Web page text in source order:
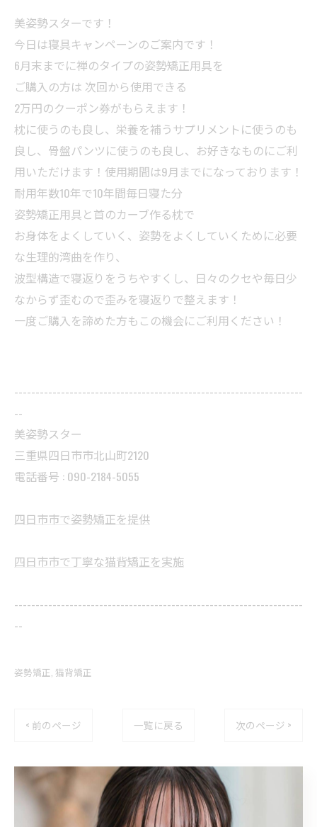
美姿勢スターです！
今日は寝具キャンペーンのご案内です！
6月末までに禅のタイプの姿勢矯正用具を
ご購入の方は 次回から使用できる
2万円のクーポン券がもらえます！
枕に使うのも良し、栄養を補うサプリメントに使うのも
良し、骨盤パンツに使うのも良し、お好きなものにご利
用いただけます！使用期間は9月までになっております！
耐用年数10年で10年間毎日寝た分
姿勢矯正用具と首のカーブ作る枕で
お身体をよくしていく、姿勢をよくしていくために必要
な生理的湾曲を作り、
波型構造で寝返りをうちやすくし、日々のクセや毎日少
なからず歪むので歪みを寝返りで整えます！
一度ご購入を諦めた方もこの機会にご利用ください！
--------------------------------------------------------------------
--
美姿勢スター
三重県四日市市北山町2120
電話番号 : 090-2184-5055
四日市市で姿勢矯正を提供
四日市市で丁寧な猫背矯正を実施
--------------------------------------------------------------------
--
姿勢矯正 猫背矯正
< 前のページ 一覧に戻る 次のページ >
関連タグ